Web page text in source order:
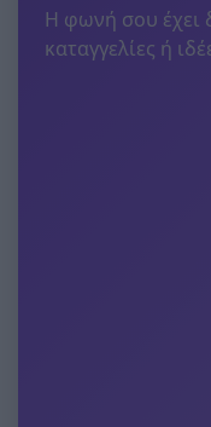
Η φωνή σου έχει
καταγγελίες ή